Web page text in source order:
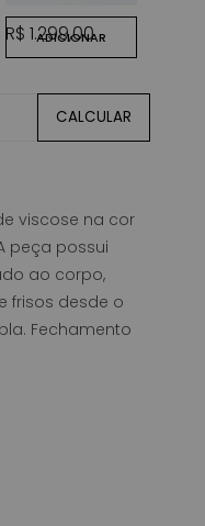
MARROM CLARO
Preço normal
R$ 1.299,00
ADICIONAR
CALCULAR
viscose na cor
peça possui
ao corpo,
frisos desde o
Fechamento